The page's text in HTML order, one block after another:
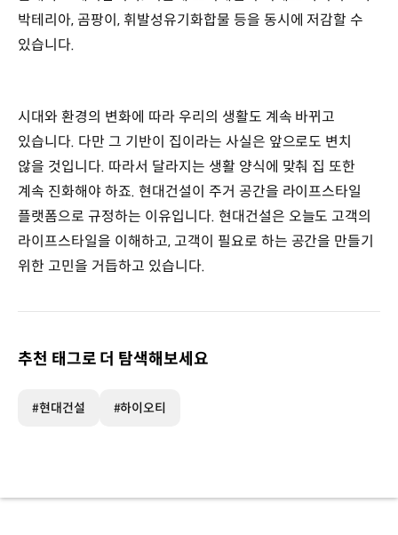
박테리아, 곰팡이, 휘발성유기화합물 등을 동시에 저감할 수
있습니다.
시대와 환경의 변화에 따라 우리의 생활도 계속 바뀌고
있습니다. 다만 그 기반이 집이라는 사실은 앞으로도 변치
않을 것입니다. 따라서 달라지는 생활 양식에 맞춰 집 또한
계속 진화해야 하죠. 현대건설이 주거 공간을 라이프스타일
플랫폼으로 규정하는 이유입니다. 현대건설은 오늘도 고객의
라이프스타일을 이해하고, 고객이 필요로 하는 공간을 만들기
위한 고민을 거듭하고 있습니다.
추천 태그로 더 탐색해보세요
#현대건설 #하이오티